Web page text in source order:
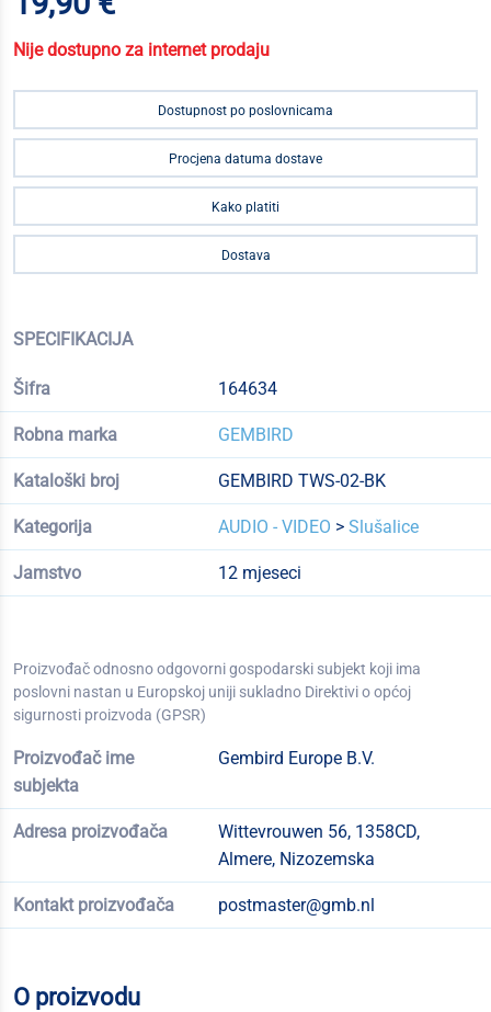
Nije dostupno za internet prodaju
Dostupnost po poslovnicama
Procjena datuma dostave
Kako platiti
Dostava
SPECIFIKACIJA
Šifra 164634
Robna marka GEMBIRD
Kataloški broj GEMBIRD TWS-02-BK
Kategorija AUDIO - VIDEO > Slušalice
Jamstvo 12 mjeseci
Proizvođač odnosno odgovorni gospodarski subjekt koji ima
poslovni nastan u Europskoj uniji sukladno Direktivi o općoj
sigurnosti proizvoda (GPSR)
Proizvođač ime
subjekta
Gembird Europe B.V.
Adresa proizvođača
Wittevrouwen 56, 1358CD,
Almere, Nizozemska
Kontakt proizvođača postmaster@gmb.nl
O proizvodu